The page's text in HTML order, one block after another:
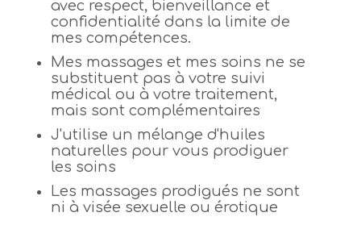
avec respect, bienveillance et
confidentialité dans la limite de
mes compétences.
Mes massages et mes soins ne se
substituent pas à votre suivi
médical ou à votre traitement,
mais sont complémentaires
J'utilise un mélange d'huiles
naturelles pour vous prodiguer
les soins
Les massages prodigués ne sont
ni à visée sexuelle ou érotique